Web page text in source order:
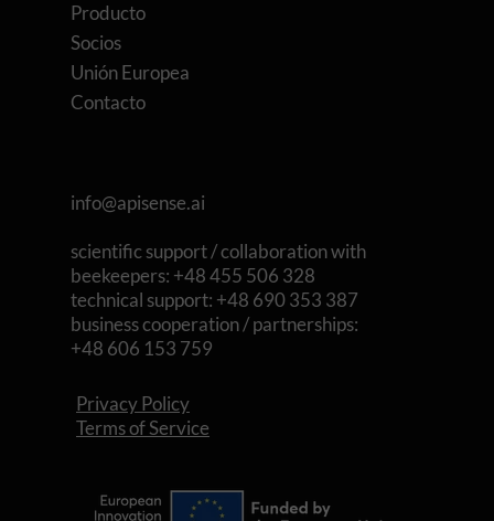
Privacy Policy
Terms of Service
Producto
Socios
Unión Europea
Contacto
info@apisense.ai
scientific support / collaboration with
beekeepers: +48 455 506 328
technical support: +48 690 353 387
business cooperation / partnerships:
+48 606 153 759